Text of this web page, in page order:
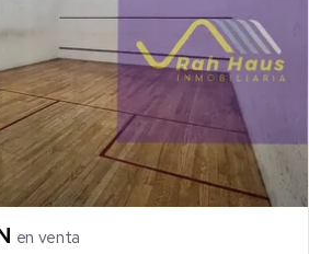
en venta